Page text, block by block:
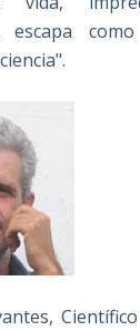
escapa